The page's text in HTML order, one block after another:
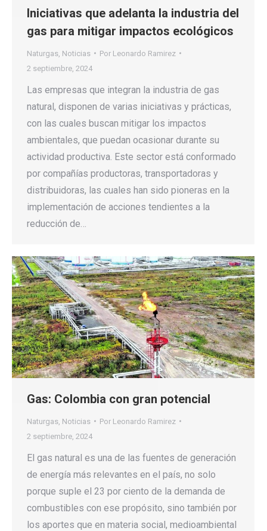
Iniciativas que adelanta la industria del
gas para mitigar impactos ecológicos
Naturgas Noticias Por Leonardo Ramirez
2 septiembre, 2024
Las empresas que integran la industria de gas
natural, disponen de varias iniciativas y prácticas,
con las cuales buscan mitigar los impactos
ambientales, que puedan ocasionar durante su
actividad productiva. Este sector está conformado
por compañías productoras, transportadoras y
distribuidoras, las cuales han sido pioneras en la
implementación de acciones tendientes a la
reducción de…
Gas: Colombia con gran potencial
Naturgas Noticias Por Leonardo Ramirez
2 septiembre, 2024
El gas natural es una de las fuentes de generación
de energía más relevantes en el país, no solo
porque suple el 23 por ciento de la demanda de
combustibles con ese propósito, sino también por
los aportes que en materia social, medioambiental